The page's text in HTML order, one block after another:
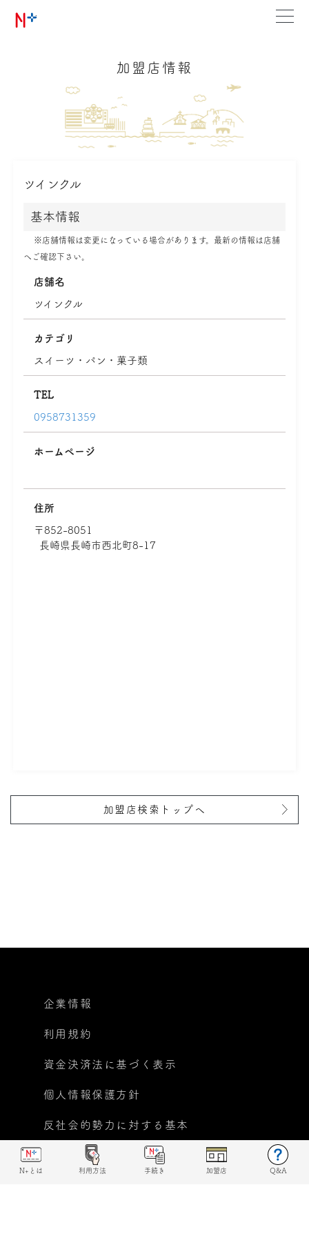
加盟店情報
ツインクル
基本情報
※店舗情報は変更になっている場合があります。最新の情報は店舗
へご確認下さい。
店舗名
ツインクル
カテゴリ
スイーツ・パン・菓子類
TEL
0958731359
ホームページ
住所
〒852-8051
長崎県長崎市西北町8-17
加盟店検索トップへ
© 2019 N+ All rights reserved.
企業情報
利用規約
資金決済法に基づく表示
個人情報保護方針
反社会的勢力に対する基本
方針宣言
N+とは 利用方法 手続き 加盟店 Q&A